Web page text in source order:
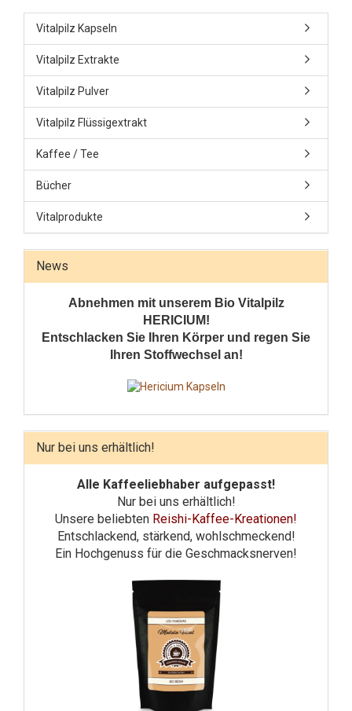
Vitalpilz Kapseln
Vitalpilz Extrakte
Vitalpilz Pulver
Vitalpilz Flüssigextrakt
Kaffee / Tee
Bücher
Vitalprodukte
News
Abnehmen mit unserem Bio Vitalpilz
HERICIUM!
Entschlacken Sie Ihren Körper und regen Sie
Ihren Stoffwechsel an!
Nur bei uns erhältlich!
Alle Kaffeeliebhaber aufgepasst!
Nur bei uns erhältlich!
Unsere beliebten Reishi-Kaffee-Kreationen!
Entschlackend, stärkend, wohlschmeckend!
Ein Hochgenuss für die Geschmacksnerven!